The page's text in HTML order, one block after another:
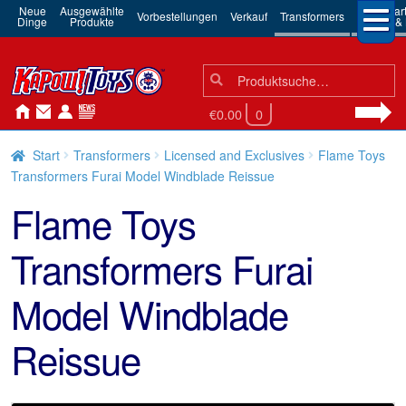
Neue
Dinge
Ausgewählte
Produkte Vorbestellungen Verkauf Transformers 3rd
Robots
Suchen
nach:
Suche
€0.00 0
Start Transformers Licensed and Exclusives
Flame Toys
Transformers Furai Model Windblade Reissue
Flame Toys
Transformers Furai
Model Windblade
Reissue